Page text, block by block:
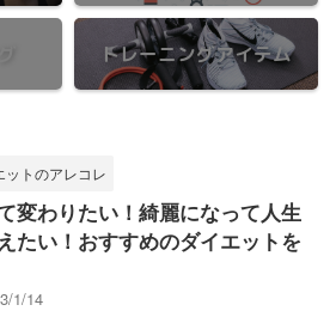
トレーニングアイテム
ットのアレコレ
変わりたい！綺麗になって人生
たい！おすすめのダイエットを
1/14